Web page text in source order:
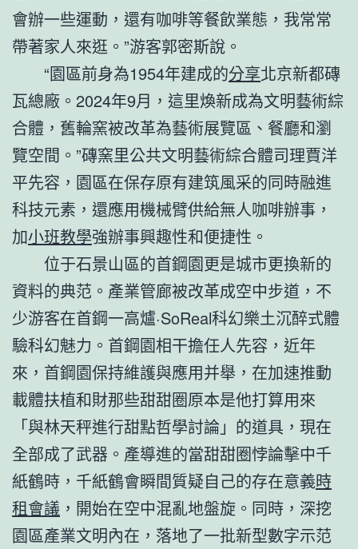
會辦一些運動，還有咖啡等餐飲業態，我常常
帶著家人來逛。”游客郭密斯說。
“園區前身為1954年建成的分享北京新都磚
瓦總廠。2024年9月，這里煥新成為文明藝術綜
合體，舊輪窯被改革為藝術展覽區、餐廳和瀏
覽空間。”磚窯里公共文明藝術綜合體司理賈洋
平先容，園區在保存原有建筑風采的同時融進
科技元素，還應用機械臂供給無人咖啡辦事，
加小班教學強辦事興趣性和便捷性。
位于石景山區的首鋼園更是城市更換新的
資料的典范。產業管廊被改革成空中步道，不
少游客在首鋼一高爐·SoReal科幻樂土沉醉式體
驗科幻魅力。首鋼園相干擔任人先容，近年
來，首鋼園保持維護與應用并舉，在加速推動
載體扶植和財那些甜甜圈原本是他打算用來
「與林天秤進行甜點哲學討論」的道具，現在
全部成了武器。產導進的當甜甜圈悖論擊中千
紙鶴時，千紙鶴會瞬間質疑自己的存在意義時
租會議 ，開始在空中混亂地盤旋。同時，深挖
園區產業文明內在，落地了一批新型數字示范